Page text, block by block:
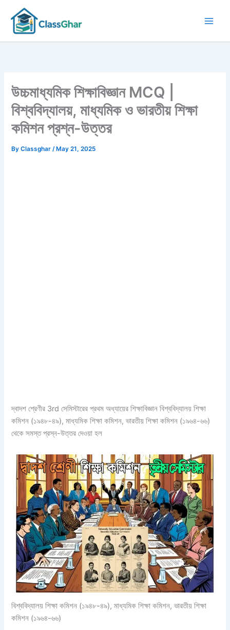
content
উচ্চমাধ্যমিক শিক্ষাবিজ্ঞান MCQ |
বিশ্ববিদ্যালয়, মাধ্যমিক ও ভারতীয় শিক্ষা
কমিশন প্রশ্ন-উত্তর
ByClassghar/ May 21, 2025
দ্বাদশ শ্রেণীর 3rd সেমিস্টারের প্রথম অধ্যায়ের শিক্ষাবিজ্ঞান বিশ্ববিদ্যালয় শিক্ষা
কমিশন (১৯৪৮-৪৯), মাধ্যমিক শিক্ষা কমিশন, ভারতীয় শিক্ষা কমিশন (১৯৬৪-৬৬)
থেকে সমস্ত প্রস্ন-উত্তর দেওয়া হল
বিশ্ববিদ্যালয় শিক্ষা কমিশন (১৯৪৮-৪৯), মাধ্যমিক শিক্ষা কমিশন, ভারতীয় শিক্ষা
কমিশন (১৯৬৪-৬৬)